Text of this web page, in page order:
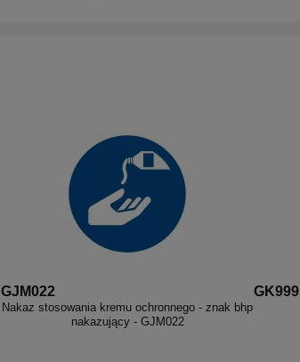
GJM022
Nakaz stosowania kremu ochronnego - znak bhp
nakazujący - GJM022
GK999